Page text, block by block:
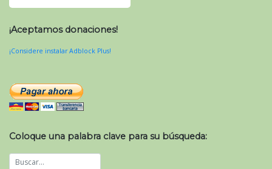
¡Aceptamos donaciones!
¡Considere instalar Adblock Plus!
Coloque una palabra clave para su búsqueda: